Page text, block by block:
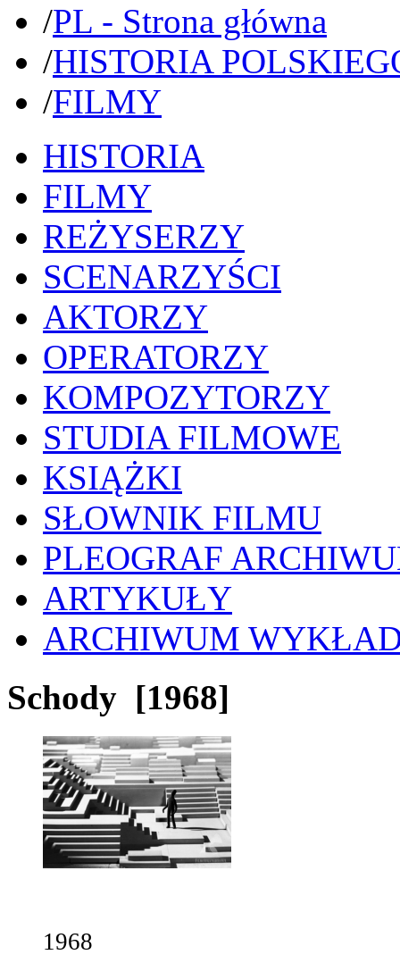
/PL - Strona główna
/HISTORIA
/FILMY
HISTORIA
FILMY
REŻYSERZY
SCENARZYŚCI
AKTORZY
OPERATORZY
KOMPOZYTORZY
STUDIA FILMOWE
KSIĄŻKI
SŁOWNIK FILMU
PLEOGRAF
ARTYKUŁY
ARCHIWUM
Schody [1968]
1968